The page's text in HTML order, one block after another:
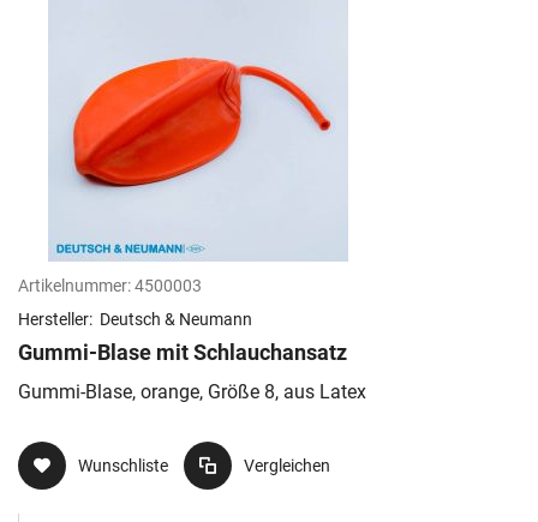
Artikelnummer:4500003
Hersteller: Deutsch & Neumann
Gummi-Blase mit Schlauchansatz
Gummi-Blase, orange, Größe 8, aus Latex
Wunschliste Vergleichen